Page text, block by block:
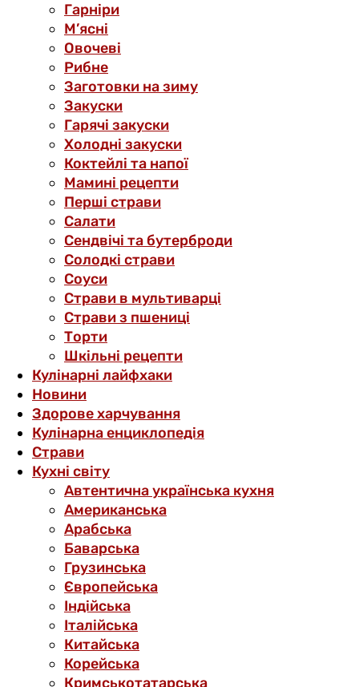
Гарніри
М’ясні
Овочеві
Рибне
Заготовки на зиму
Закуски
Гарячі закуски
Холодні закуски
Коктейлі та напої
Мамині рецепти
Перші страви
Салати
Сендвічі та бутерброди
Солодкі страви
Соуси
Страви в мультиварці
Страви з пшениці
Торти
Шкільні рецепти
Кулінарні лайфхаки
Новини
Здорове харчування
Кулінарна енциклопедія
Страви
Кухні світу
Автентична українська кухня
Американська
Арабська
Баварська
Грузинська
Європейська
Індійська
Італійська
Китайська
Корейська
Кримськотатарська